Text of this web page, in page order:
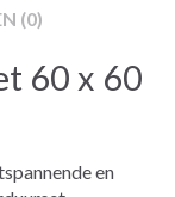
(0)
60 x 60
en